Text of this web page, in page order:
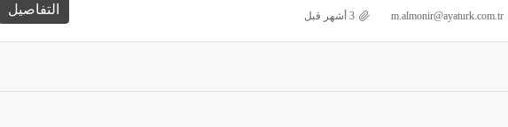
التفاصيل m.almonir@ayaturk.com.tr